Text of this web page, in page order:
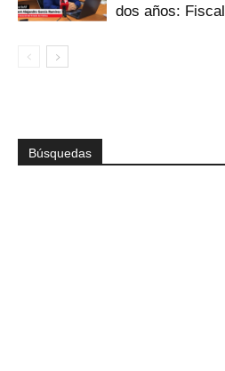
dos años: Fiscal
Búsquedas